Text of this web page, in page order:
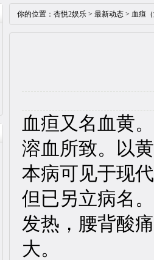
你的位置： 杏悦2娱乐 > 最新动态 > ​血疸
血疸又名血黄
溶血所致。以
本病可见于现
但已另立病名
发热，腰背酸
大。